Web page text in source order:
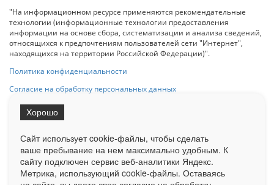
"На информационном ресурсе применяются рекомендательные
технологии (информационные технологии предоставления
информации на основе сбора, систематизации и анализа сведений,
относящихся к предпочтениям пользователей сети "Интернет",
находящихся на территории Российской Федерации)".
Политика конфиденциальности
Согласие на обработку персональных данных
на Сетевое издание «ОрелТаймс» обязательна.
Ограниченная статистика посещаемости доступна на сайте
Liveinternet.ru . Подробная статистика для рекламодателей по запросу
Сайт использует cookie-файлы, чтобы сделать
ваше пребывание на нем максимально удобным. К
cайту подключен сервис веб-аналитики Яндекс.
Метрика, использующий cookie-файлы. Оставаясь
Хорошо